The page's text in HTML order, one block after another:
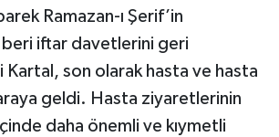
Ramazan-ı Şerif’in
beri iftar davetlerini geri
Kartal, son olarak hasta ve hasta
geldi. Hasta ziyaretlerinin
daha önemli ve kıymetli